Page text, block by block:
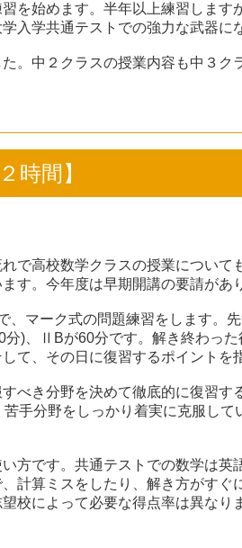
を始めます。半年以上練習しま
入学共通テストでの強力な武器に
。中２クラスの授業内容も中３ク
時間】
で高校数学クラスの授業につい
す。今年度は早期開講の要請があ
マーク式の問題練習をします。
)、ⅡBが60分です。解き終わっ
て、その日に復習するポイントを
べき分野を決めて徹底的に復習す
手分野をしっかり着実に克服し
方です。共通テストでの数学は英
計算ミスをしたり、解き方がす
校によって必要な得点率は異な